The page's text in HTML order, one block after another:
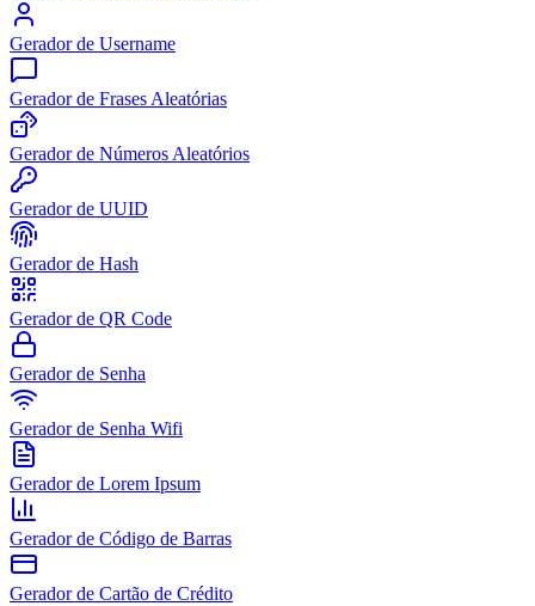
Gerador de Username
Gerador de Frases Aleatórias
Gerador de Números Aleatórios
Gerador de UUID
Gerador de Hash
Gerador de QR Code
Gerador de Senha
Gerador de Senha Wifi
Gerador de Lorem Ipsum
Gerador de Código de Barras
Gerador de Cartão de Crédito